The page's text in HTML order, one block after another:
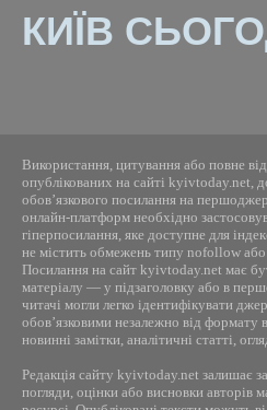
КИЇВ
Використання, цитування або повне
опублікованих на сайті kyivtoday.net,
обов’язкового посилання на
онлайн-платформ необхідно
гіперпосилання, яке доступне для
не містить обмежень типу nofollow
Посилання на сайт kyivtoday.net має
матеріалу — у підзаголовку або в
читачі могли легко ідентифікувати
обов’язковими незалежно від формату
новинні замітки, аналітичні статті,
Редакція сайту kyivtoday.net залишає
погляди, оцінки або висновки авторів